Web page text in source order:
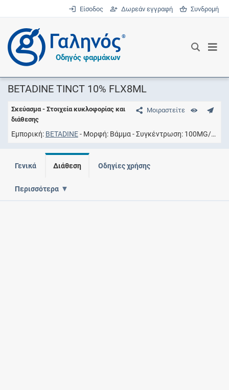
Είσοδος Δωρεάν εγγραφή Συνδρομή
®
Οδηγός φαρμάκων
BETADINE TINCT 10% FLX8ML
Μοιραστείτε
Σκεύασμα - Στοιχεία κυκλοφορίας και
διάθεσης
Εμπορική BETADINE Μορφή Βάμμα Συγκέντρωση 100MG/ML
Γενικά Διάθεση Οδηγίες χρήσης
Περισσότερα